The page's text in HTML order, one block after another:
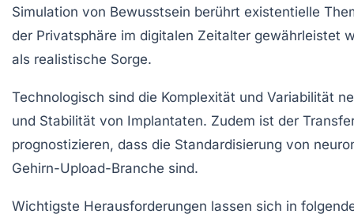
Simulation von Bewusstsein berührt existentielle
der Privatsphäre im digitalen Zeitalter gewährleistet
als realistische Sorge.
Technologisch sind die Komplexität und Variabilität
und Stabilität von Implantaten. Zudem ist der
prognostizieren, dass die Standardisierung von
Gehirn-Upload-Branche sind.
Wichtigste Herausforderungen lassen sich in